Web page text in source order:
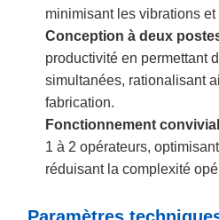
minimisant les vibrations
Conception à deux
productivité en permettant
simultanées, rationalisant
fabrication.
Fonctionnement
1 à 2 opérateurs,
réduisant la complexité